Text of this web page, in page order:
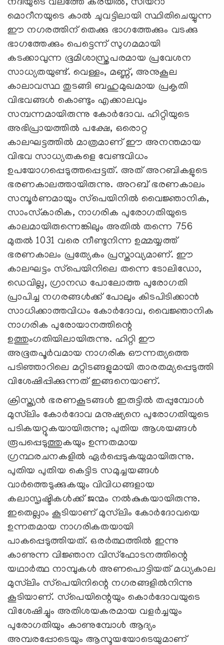
നദിയുടെ വലത്തേ കരയില്‍, സിയറാ
മൊറീനയുടെ കാല്‍ ചുവട്ടിലായി സ്ഥിതിചെയ്യുന്ന
ഈ നഗരത്തിന് തെക്കു ഭാഗത്തേക്കും വടക്കു
ഭാഗത്തേക്കും പെട്ടെന്ന് സുഗമമായി
കടക്കാവുന്ന ഭൂമിശാസ്ത്രപരമായ പ്രവേശന
സാധ്യതയുണ്ട്. വെള്ളം, മണ്ണ്, അനുകൂല
കാലാവസ്ഥ തുടങ്ങി ബഹുമുഖമായ പ്രകൃതി
വിഭവങ്ങള്‍ കൊണ്ടും എക്കാലവും
സമ്പന്നമായിരുന്നു കോര്‍ദോവ. ഹിറ്റിയുടെ
അഭിപ്രായത്തില്‍ പക്ഷേ, ഒരൊറ്റ
കാലഘട്ടത്തില്‍ മാത്രമാണ് ഈ അനന്തമായ
വിഭവ സാധ്യതകളെ വേണ്ടവിധം
ഉപയോഗപ്പെടുത്തപ്പെട്ടത്. അത് അറബികളുടെ
ഭരണകാലത്തായിരുന്നു. അറബ് ഭരണകാലം
സമ്പൂര്‍ണമായും സ്‌പെയിനില്‍ വൈജ്ഞാനിക,
സാംസ്‌കാരിക, നാഗരിക പുരോഗതിയുടെ
കാലമായിരുന്നെങ്കിലും അതില്‍ തന്നെ 756
മുതല്‍ 1031 വരെ നീണ്ടുനിന്ന ഉമ്മയ്യത്ത്
ഭരണകാലം പ്രത്യേകം പ്രസ്താവ്യമാണ്. ഈ
കാലഘട്ടം സ്‌പെയിനിലെ തന്നെ ടോലിഡോ,
ഡെവില്ല, ഗ്രാനഡ പോലോത്ത പുരോഗതി
പ്രാപിച്ച നഗരങ്ങള്‍ക്ക് പോലും കിടപിടിക്കാന്‍
സാധിക്കാത്തവിധം കോര്‍ദോവ, വൈജ്ഞാനിക
നാഗരിക പുരോയാനത്തിന്റെ
ഉത്തുംഗതിയിലായിരുന്നു. ഹിറ്റി ഈ
അഭൂതപൂര്‍വമായ നാഗരിക ഔന്നത്യത്തെ
പടിഞ്ഞാറിലെ മറ്റിടങ്ങളുമായി താരതമ്യപ്പെടുത്തി
വിശേഷിപ്പിക്കുന്നത് ഇങ്ങനെയാണ്.
ക്രിസ്ത്യന്‍ ഭരണകൂടങ്ങള്‍ ഇരുട്ടില്‍ തപ്പുമ്പോള്‍
മുസ്‌ലിം കോര്‍ദോവ മനുഷ്യനെ പുരോഗതിയുടെ
പടികയറ്റുകയായിരുന്നു; പുതിയ ആശയങ്ങള്‍
രൂപപ്പെടുത്തുകയും ഉന്നതമായ
ഗ്രന്ഥരചനകളില്‍ ഏര്‍പ്പെടുകയുമായിരുന്നു.
പുതിയ പുതിയ കെട്ടിട സമുച്ചയങ്ങള്‍
വാര്‍ത്തെടുക്കുകയും വിവിധങ്ങളായ
കലാസൃഷ്ടികള്‍ക്ക് ജന്മം നല്‍കുകയായിരുന്നു.
ഇതെല്ലാം കൂടിയാണ് മുസ്‌ലിം കോര്‍ദോവയെ
ഉന്നതമായ നാഗരികതയായി
പാകപ്പെടുത്തിയത്. ഒരര്‍ത്ഥത്തില്‍ ഇന്നു
കാണുന്ന വിജ്ഞാന വിസ്‌ഫോടനത്തിന്റെ
യഥാര്‍ത്ഥ നാമ്പുകള്‍ അണപൊട്ടിയത് മധ്യകാല
മുസ്‌ലിം സ്‌പെയിനിന്റെ നഗരങ്ങളില്‍നിന്നു
കൂടിയാണ്. സ്‌പെയിന്റെയും കൊര്‍ദോവയുടെ
വിശേഷിച്ചും അതിശയകരമായ വളര്‍ച്ചയും
പുരോഗതിയും കാണുമ്പോള്‍ ആദ്യം
അമ്പരപ്പോടെയും ആസൂയയോടെയുമാണ്